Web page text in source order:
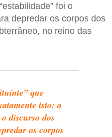
foi o
depredar os corpos dos
no reino das
que
isto: a
discurso dos
os corpos